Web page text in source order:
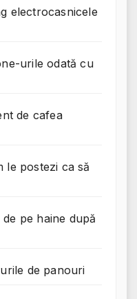
electrocasnicele
urile odată cu
de cafea
le postezi ca să
pe haine după
de panouri